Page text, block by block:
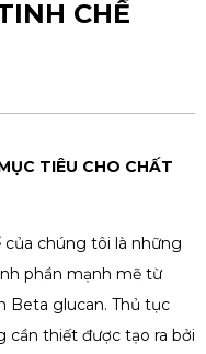
CHẾ
TIÊU CHO CHẤT
chúng tôi là những
phần mạnh mẽ từ
Beta glucan. Thủ tục
cần thiết được tạo ra bởi